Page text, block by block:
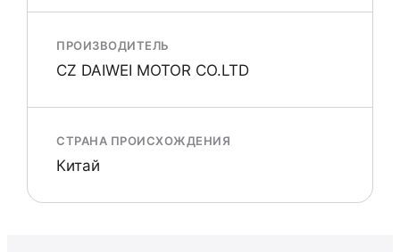
ПРОИЗВОДИТЕЛЬ
CZ DAIWEI MOTOR CO.LTD
СТРАНА ПРОИСХОЖДЕНИЯ
Китай